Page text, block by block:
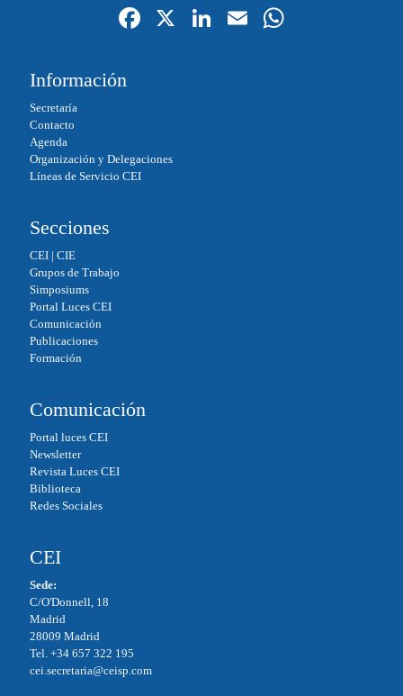
Fa
X
Li
E
Información
Secretaría
Contacto
Agenda
Organización y Delegaciones
Líneas de Servicio CEI
Secciones
CEI| CIE
Grupos de Trabajo
Simposiums
Portal Luces CEI
Comunicación
Publicaciones
Formación
Comunicación
Portal luces CEI
Newsletter
Revista Luces CEI
Biblioteca
Redes Sociales
CEI
Sede:
C/O'Donnell, 18
Madrid
28009 Madrid
Tel. +34 657 322 195
cei.secretaria@ceisp.com